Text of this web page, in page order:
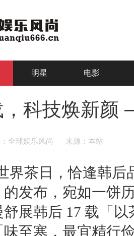
明星 电影
，科技焕新
全球娱乐风尚 来源：本站
界茶日，恰逢韩
发布，宛如一饼
展韩后 17 载「
至寒，最宜精行